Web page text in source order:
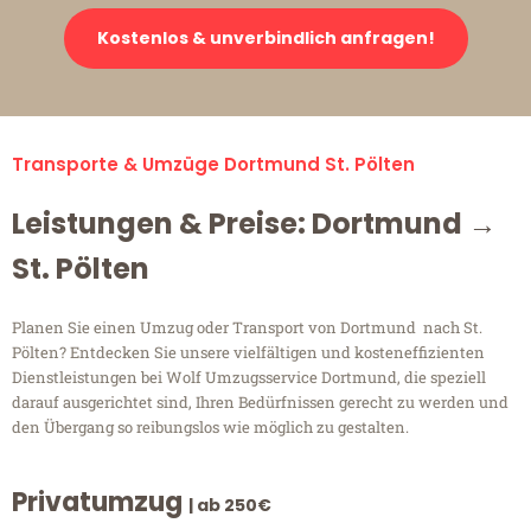
Kostenlos & unverbindlich anfragen!
Transporte & Umzüge Dortmund St. Pölten
Leistungen & Preise: Dortmund →
St. Pölten
Planen Sie einen Umzug oder Transport von Dortmund nach St.
Pölten? Entdecken Sie unsere vielfältigen und kosteneffizienten
Dienstleistungen bei Wolf Umzugsservice Dortmund, die speziell
darauf ausgerichtet sind, Ihren Bedürfnissen gerecht zu werden und
den Übergang so reibungslos wie möglich zu gestalten.
Privatumzug | ab 250€